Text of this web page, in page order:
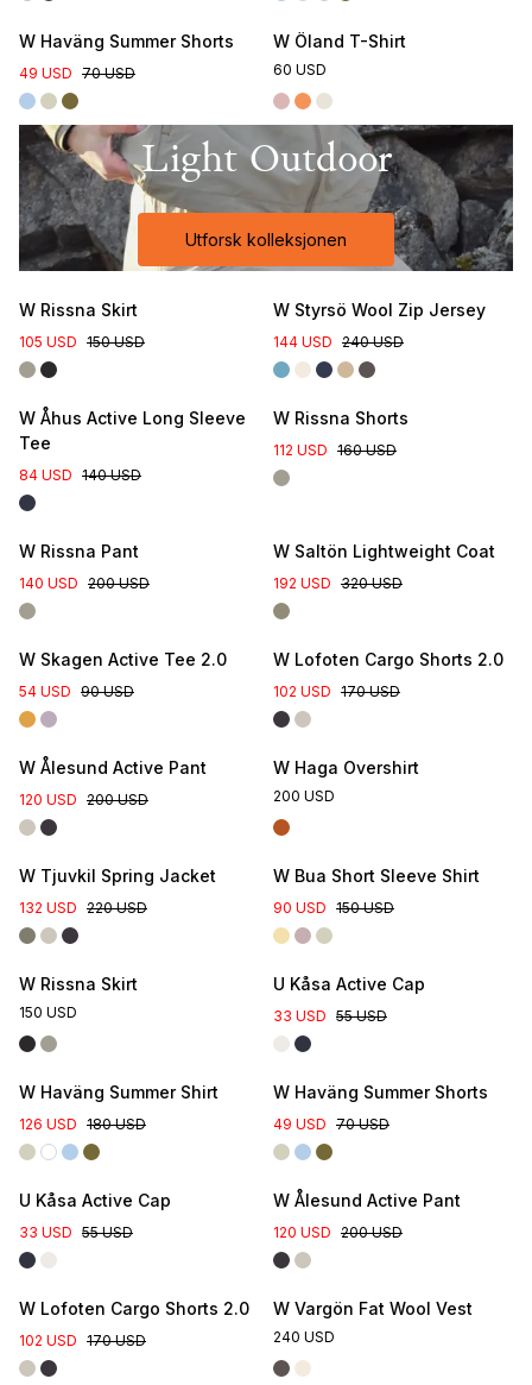
W Haväng Summer Shorts
49 USD 70 USD
W Öland T-Shirt
60 USD
Light Outdoor
Utforsk kolleksjonen
W Rissna Skirt
105 USD 150 USD
W Styrsö Wool Zip Jersey
144 USD 240 USD
W Åhus Active Long Sleeve
Tee
84 USD 140 USD
W Rissna Shorts
112 USD 160 USD
W Rissna Pant
140 USD 200 USD
W Saltön Lightweight Coat
192 USD 320 USD
W Skagen Active Tee 2.0
54 USD 90 USD
W Lofoten Cargo Shorts 2.0
102 USD 170 USD
W Ålesund Active Pant
120 USD 200 USD
W Haga Overshirt
200 USD
New Colour
W Tjuvkil Spring Jacket
132 USD 220 USD
W Bua Short Sleeve Shirt
90 USD 150 USD
W Rissna Skirt
150 USD
U Kåsa Active Cap
33 USD 55 USD
W Haväng Summer Shirt
126 USD 180 USD
Online Exclusive
W Haväng Summer Shorts
49 USD 70 USD
U Kåsa Active Cap
33 USD 55 USD
W Ålesund Active Pant
120 USD 200 USD
W Lofoten Cargo Shorts 2.0
102 USD 170 USD
W Vargön Fat Wool Vest
240 USD